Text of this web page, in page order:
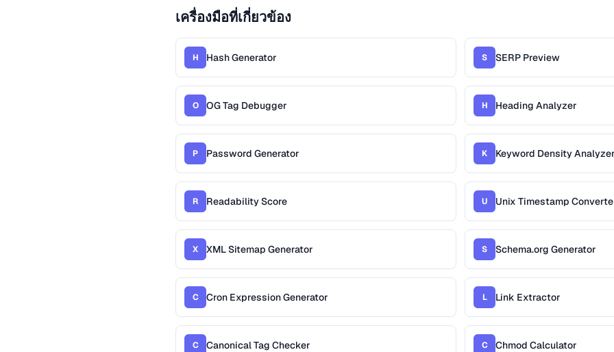
เครื่องมือที่เกี่ยวข้อง
H Hash Generator S SERP Preview
O OG Tag Debugger H Heading Analyzer
P Password Generator K Keyword Density
R Readability Score U Unix Timestamp
X XML Sitemap Generator S Schema.org Generator
C Cron Expression Generator L Link Extractor
C Canonical Tag Checker C Chmod Calculator